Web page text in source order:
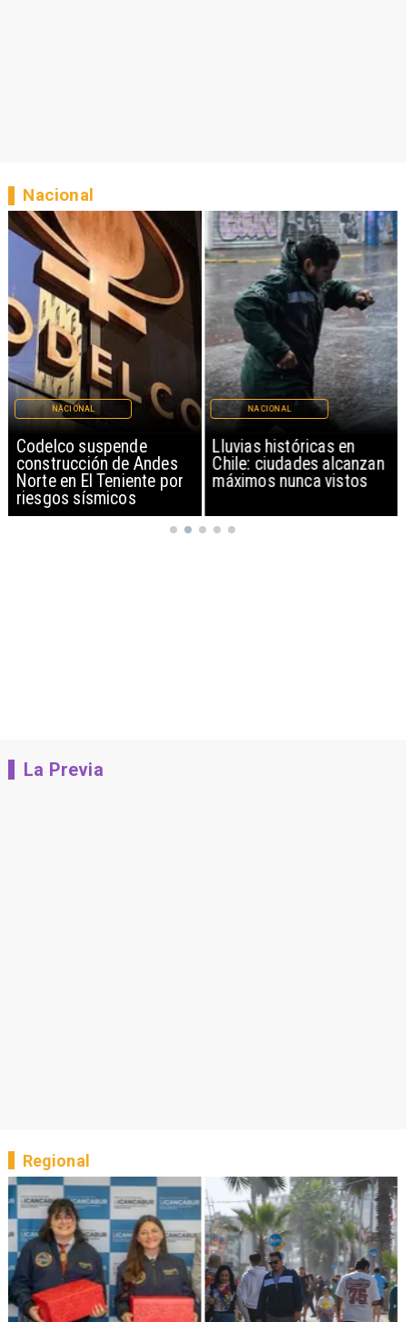
Codelco suspende
construcción de Andes
Norte en El Teniente por
riesgos sísmicos
NACIONAL
Lluvias históricas en
Chile: ciudades alcanzan
máximos nunca vistos
NACIONAL
Nacional
La Previa
Regional